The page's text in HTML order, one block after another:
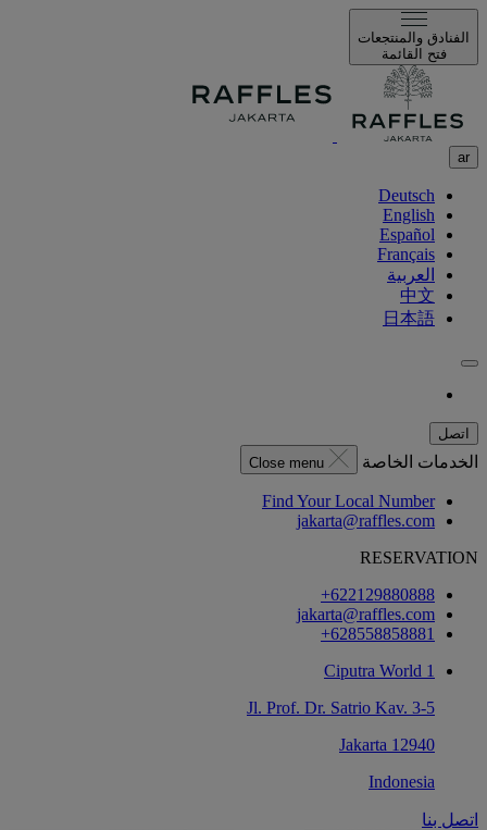
الفنادق والمنتجعات
فتح القائمة
ar
Deutsch
English
Español
Français
العربية
中文
日本語
اتصل
الخدمات الخاصة Close menu
Find Your Local Number
jakarta@raffles.com
RESERVATION
‎+622129880888
jakarta@raffles.com
‎+628558858881
Ciputra World 1
Jl. Prof. Dr. Satrio Kav. 3-5
12940 Jakarta
Indonesia
اتصل بنا